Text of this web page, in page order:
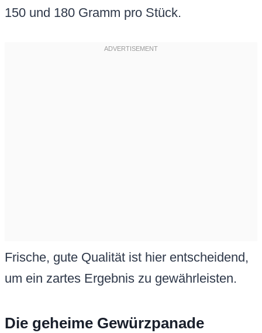
150 und 180 Gramm pro Stück.
Frische, gute Qualität ist hier entscheidend,
um ein zartes Ergebnis zu gewährleisten.
Die geheime Gewürzpanade